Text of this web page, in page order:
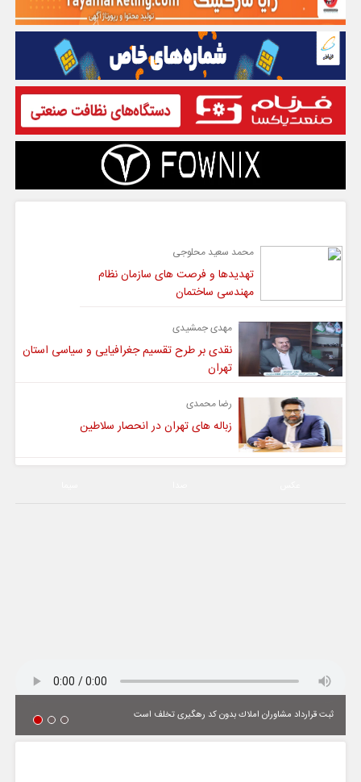
محمد سعید محلوجی
تهدیدها و فرصت های سازمان نظام
مهندسی ساختمان
مهدی جمشیدی
نقدی بر طرح تقسیم جغرافیایی و سیاسی استان
تهران
رضا محمدی
زباله های تهران در انحصار سلاطین
ثبت قرارداد مشاوران املاك بدون كد رهگیری تخلف است